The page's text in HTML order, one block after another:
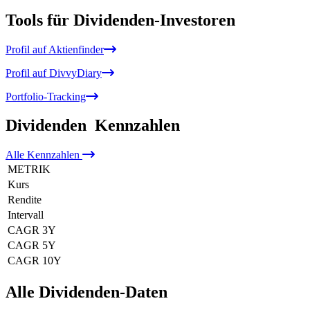
Tools für Dividenden-Investoren
Profil auf Aktienfinder
Profil auf DivvyDiary
Portfolio-Tracking
Dividenden Kennzahlen
Alle Kennzahlen
METRIK
Kurs
Rendite
Intervall
CAGR 3Y
CAGR 5Y
CAGR 10Y
Alle Dividenden-Daten